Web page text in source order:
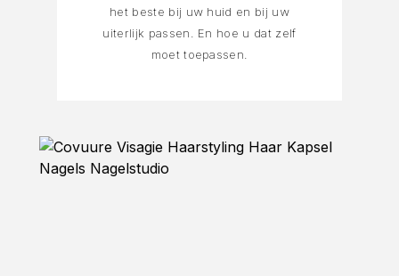
het beste bij uw huid en bij uw
uiterlijk passen. En hoe u dat zelf
moet toepassen.